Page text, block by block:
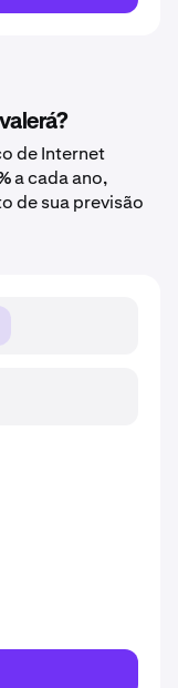
de Internet
a cada ano,
de sua previsão